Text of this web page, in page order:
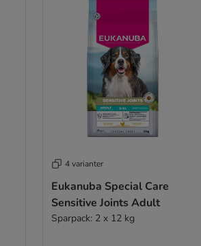
4 varianter
Eukanuba Special Care
Sensitive Joints Adult
Sparpack: 2 x 12 kg